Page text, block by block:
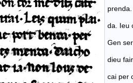
da. Ieu
Gen
dieu
cai per